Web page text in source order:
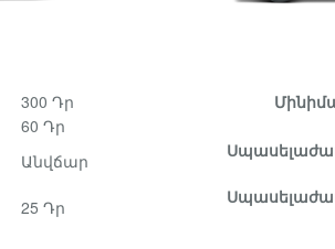
300 Դր
60 Դր
Անվճար
25 Դր